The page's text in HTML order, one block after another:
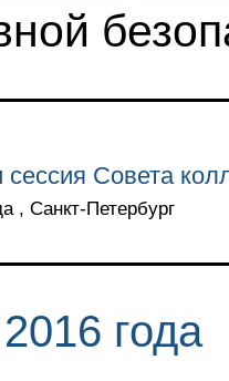
Совета
, Санкт-Петербург
года